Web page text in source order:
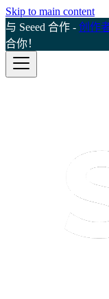
Skip to main content
与 Seeed 合作 - 创作
合你！